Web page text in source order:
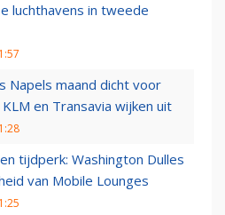
luchthavens in tweede
Napels maand dicht voor
en Transavia wijken uit
tijdperk: Washington Dulles
van Mobile Lounges